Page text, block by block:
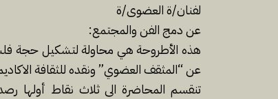
لفنان/ة العضوى/ة
عن دمج الفن والمجتمع:
هذه الأطروحة هي محاولة لتشكيل حجة
عن “المثقف العضوي” ونقده للثقافة